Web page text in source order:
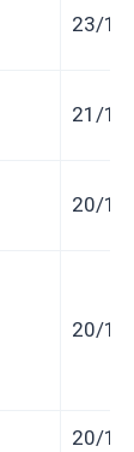
23/
21/
20/
20/
20/